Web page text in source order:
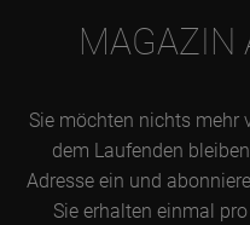
MAGAZIN
Sie möchten nichts mehr
dem Laufenden
Adresse ein und
Sie erhalten einmal